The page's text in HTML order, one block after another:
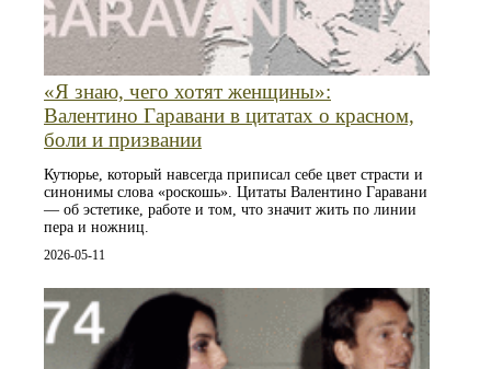
«Я знаю, чего хотят женщины»:
Валентино Гаравани в цитатах о красном,
боли и призвании
Кутюрье, который навсегда приписал себе цвет страсти и
синонимы слова «роскошь». Цитаты Валентино Гаравани
— об эстетике, работе и том, что значит жить по линии
пера и ножниц.
2026-05-11